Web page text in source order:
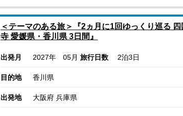
＜テーマのある旅＞『2ヵ月に1回ゆっくり巡る
寺 愛媛県・香川県 3日間』
出発月 2027年 05月 旅行日数 2泊3日
目的地 香川県
出発地 大阪府 兵庫県